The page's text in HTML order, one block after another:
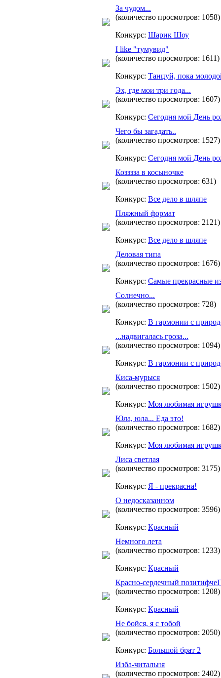
За чудом...
(количество просмотров: 1058)
Конкурс: Шарик Шоу
I like "тумувид"
(количество просмотров: 1611)
Конкурс: Танцуй, пока
Эх, где мои три года...
(количество просмотров: 1607)
Конкурс: Сегодня мой День
Чего бы загадать..
(количество просмотров: 1527)
Конкурс: Сегодня мой День
Козззза в косыночке
(количество просмотров: 631)
Конкурс: Все дело в шляпе
Пляжный формат
(количество просмотров: 2121)
Конкурс: Все дело в шляпе
Деловая типа
(количество просмотров: 1676)
Конкурс: Самые прекрасные
Солнечно...
(количество просмотров: 728)
Конкурс: В гармонии с
...надвигалась гроза...
(количество просмотров: 1094)
Конкурс: В гармонии с
Киса-мурыся
(количество просмотров: 1502)
Конкурс: Моя любимая
Юла, юла... Еда это!
(количество просмотров: 1682)
Конкурс: Моя любимая
Лиса светлая
(количество просмотров: 3175)
Конкурс: Я - прекрасна!
О недосказанном
(количество просмотров: 3596)
Конкурс: Красный
Немного лета
(количество просмотров: 1233)
Конкурс: Красный
Красно-сердечный позитифчеГ
(количество просмотров: 1208)
Конкурс: Красный
Не бойся, я с тобой
(количество просмотров: 2050)
Конкурс: Большой брат 2
Изба-читальня
(количество просмотров: 2402)